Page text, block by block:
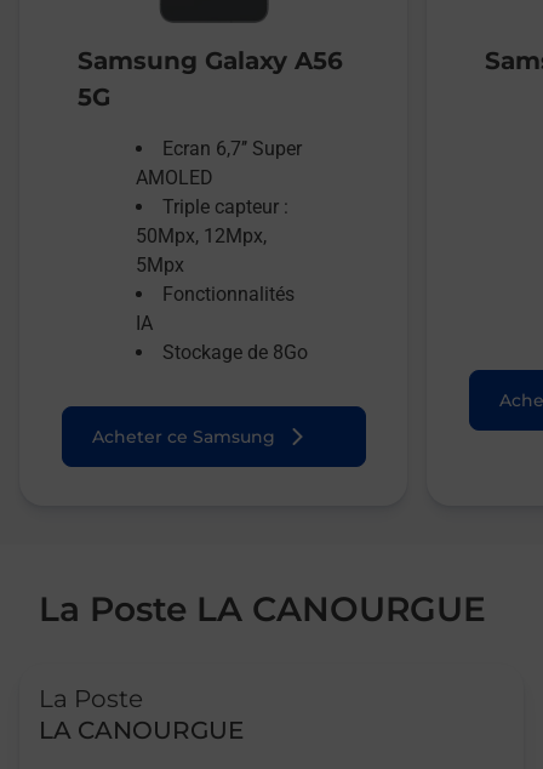
Samsung Galaxy A56
5G
Ecran 6,7’’ Super
AMOLED
Triple capteur :
50Mpx, 12Mpx,
5Mpx
Fonctionnalités
IA
Stockage de 8Go
Acheter ce Samsung
La Poste LA CANOURGUE
La Poste
LA CANOURGUE